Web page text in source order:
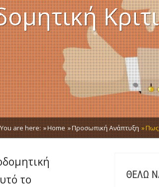
You are here: Home Προσωπική Ανάπτυξη Πως
το
ΘΕΛΩ